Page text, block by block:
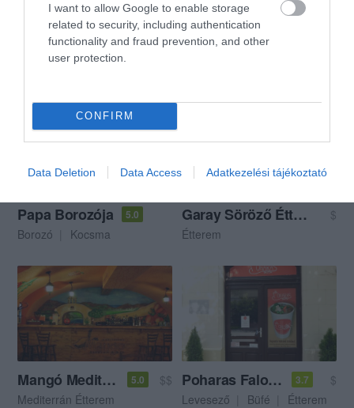
I want to allow Google to enable storage
related to security, including authentication
functionality and fraud prevention, and other
user protection.
CONFIRM
Data Deletion Data Access Adatkezelési tájékoztató
Stefán Ételbár Szekszárd 5.0
$$
Prim Cukrászda
Papa Borozója 5.0
Borozó Kocsma
Garay Söröző Étterem
$
Étterem
Mangó Mediterrán Étterem 5.0
$$
Mediterrán Étterem
Poharas Faloda 3.7
$
Levesező
Büfé Étterem